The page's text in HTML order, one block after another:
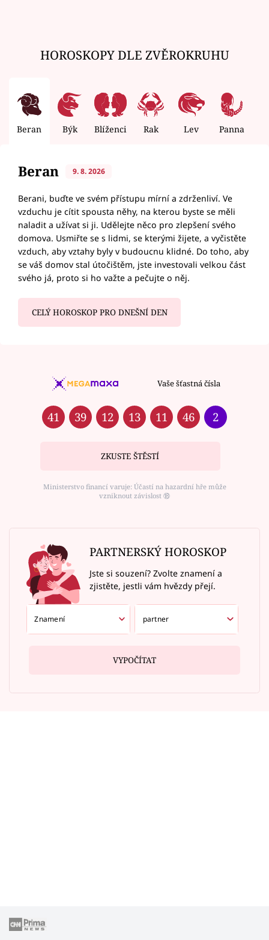
HOROSKOPY DLE ZVĚROKRUHU
Beran Býk Blíženci Rak Lev Panna
Beran 9. 8. 2026
Berani, buďte ve svém přístupu mírní a zdrženliví. Ve
vzduchu je cítit spousta něhy, na kterou byste se měli
naladit a užívat si ji. Udělejte něco pro zlepšení svého
domova. Usmiřte se s lidmi, se kterými žijete, a vyčistěte
vzduch, aby vztahy byly v budoucnu klidné. Do toho, aby
se váš domov stal útočištěm, jste investovali velkou část
svého já, proto si ho važte a pečujte o něj.
CELÝ HOROSKOP PRO DNEŠNÍ DEN
Vaše šťastná čísla
41 39 12 13 11 46 2
ZKUSTE ŠTĚSTÍ
Ministerstvo financí varuje: Účastí na hazardní hře může
vzniknout závislost ⑱
PARTNERSKÝ HOROSKOP
Jste si souzení? Zvolte znamení a
zjistěte, jestli vám hvězdy přejí.
VYPOČÍTAT